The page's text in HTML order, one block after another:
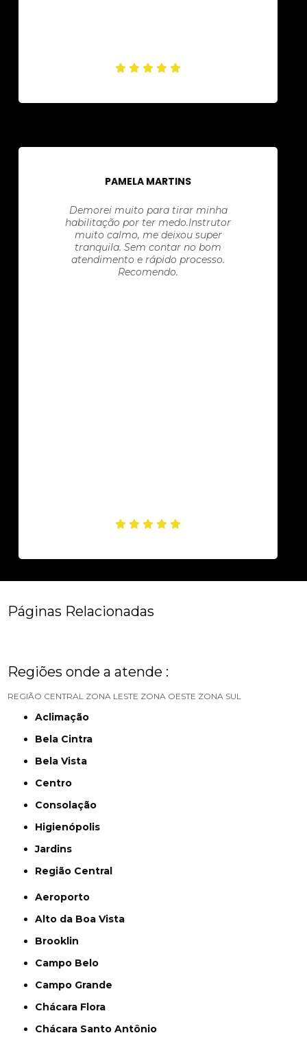
PAMELA MARTINS
Demorei muito para tirar minha
habilitação por ter medo.Instrutor
muito calmo, me deixou super
tranquila. Sem contar no bom
atendimento e rápido processo.
Recomendo.
Páginas Relacionadas
Regiões onde a atende :
REGIÃO CENTRAL ZONA LESTE ZONA OESTE ZONA SUL
Aclimação
Bela Cintra
Bela Vista
Centro
Consolação
Higienópolis
Jardins
Região Central
Aeroporto
Alto da Boa Vista
Brooklin
Campo Belo
Campo Grande
Chácara Flora
Chácara Santo Antônio